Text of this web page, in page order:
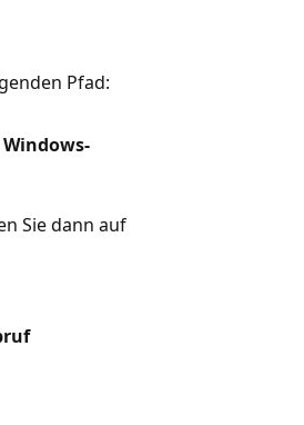
Pfad:
Windows-
Sie dann auf